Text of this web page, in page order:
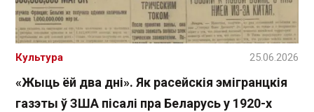
«Жыць ёй два дні». Як расейскія эмігранцкія
газэты ў ЗША пісалі пра Беларусь у 1920-х
Культура 25.06.2026